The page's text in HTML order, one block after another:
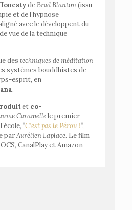
deBrad Blanton(issu
et de l’hypnose
avec le développent du
vue de la technique
des techniques de méditation
systèmes bouddhistes de
esprit, en
.
et co-
Caramellele premier
“C’est pas le Pérou !“,
parAurélien Laplace. Le film
CanalPlay et Amazon